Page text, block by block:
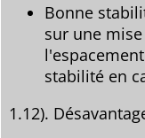
Bonne
sur une
stabilité en
1.12).